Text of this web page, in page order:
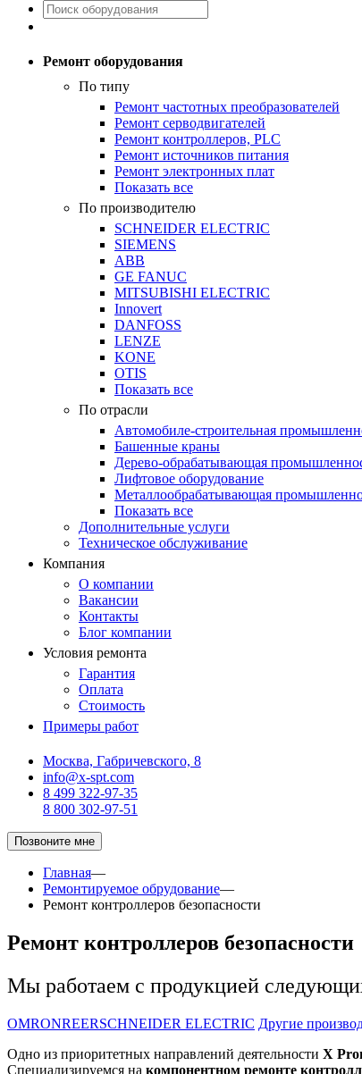
Ремонт оборудования
По типу
Ремонт частотных преобразователей
Ремонт серводвигателей
Ремонт контроллеров, PLC
Ремонт источников питания
Ремонт электронных плат
Показать все
По производителю
SCHNEIDER ELECTRIC
SIEMENS
ABB
GE FANUC
MITSUBISHI ELECTRIC
Innovert
DANFOSS
LENZE
KONE
OTIS
Показать все
По отрасли
Автомобиле-строительная
Башенные краны
Дерево-обрабатывающая
Лифтовое оборудование
Металлообрабатывающая
Показать все
Дополнительные услуги
Техническое обслуживание
Компания
О компании
Вакансии
Контакты
Блог компании
Условия ремонта
Гарантия
Оплата
Стоимость
Примеры работ
Москва, Габричевского, 8
info@x-spt.com
8 499 322-97-35
8 800 302-97-51
Позвоните мне
Главная—
Ремонтируемое обрудование—
Ремонт контроллеров безопасности
Ремонт контроллеров безопасности
Мы работаем с продукцией
OMRONREERSCHNEIDER ELECTRIC Другие
Одно из приоритетных направлений деятельности X
Специализируемся на компонентном ремонте